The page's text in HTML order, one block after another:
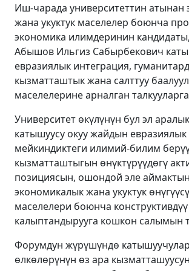
Иш-чарада университеттин атынан
жана укуктук маселелер боюнча
экономика илимдеринин
Абышов Ильгиз Сабырбекович
евразиялык интеграция,
кызматташтык жана салттуу
маселелерине арналган
Университет өкүлүнүн бул эл
катышуусу окуу жайдын евразиялык
мейкиндиктеги илимий-билим
кызматташтыгын өнүктүрүүдөгү
позициясын, ошондой эле аймактын
экономикалык жана укуктук
маселелери боюнча
калыптандырууга кошкон салымын
Форумдун жүрүшүндө
өлкөлөрүнүн өз ара